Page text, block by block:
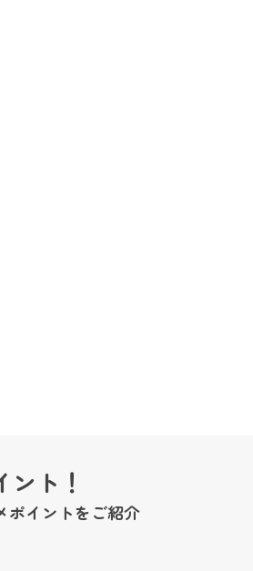
ント！
ポイントをご紹介